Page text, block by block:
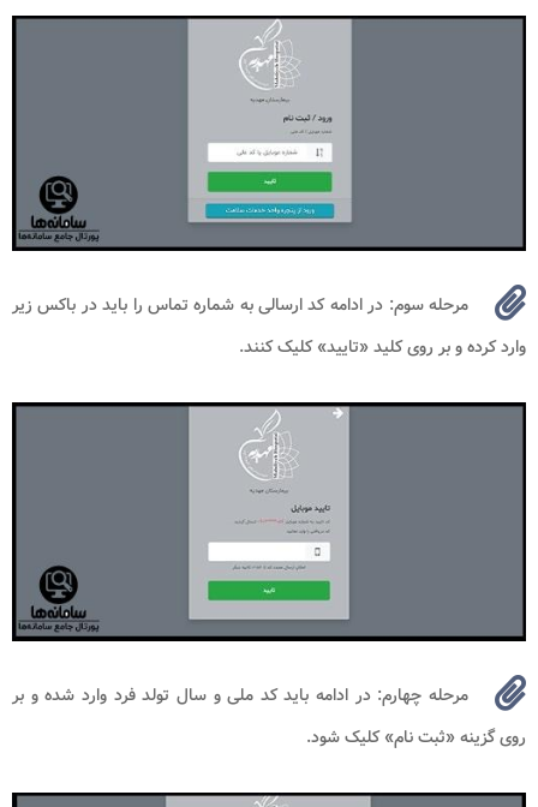
مرحله سوم: در ادامه کد ارسالی به شماره تماس را باید در باکس زیر
وارد کرده و بر روی کلید «تایید» کلیک کنند.
مرحله چهارم: در ادامه باید کد ملی و سال تولد فرد وارد شده و بر
روی گزینه «ثبت نام» کلیک شود.